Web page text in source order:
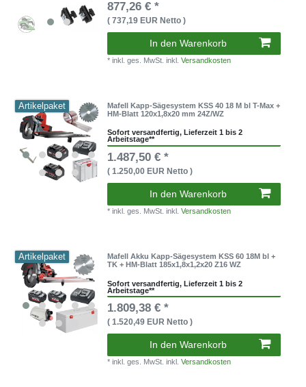
877,26 € *
( 737,19 EUR Netto )
In den Warenkorb
* inkl. ges. MwSt. inkl.Versandkosten
Artikelpaket
Mafell Kapp-Sägesystem KSS 40 18 M bl T-Max +
HM-Blatt 120x1,8x20 mm 24Z/WZ
Sofort versandfertig, Lieferzeit 1 bis 2
Arbeitstage**
1.487,50 € *
( 1.250,00 EUR Netto )
In den Warenkorb
* inkl. ges. MwSt. inkl.Versandkosten
Artikelpaket
Mafell Akku Kapp-Sägesystem KSS 60 18M bl +
TK + HM-Blatt 185x1,8x1,2x20 Z16 WZ
Sofort versandfertig, Lieferzeit 1 bis 2
Arbeitstage**
1.809,38 € *
( 1.520,49 EUR Netto )
In den Warenkorb
* inkl. ges. MwSt. inkl.Versandkosten